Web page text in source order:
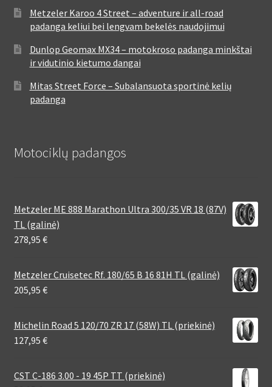
Metzeler Karoo 4 Street – adventure ir all-road
padanga keliui bei lengvam bekelės naudojimui
Dunlop Geomax MX34 – motokroso padanga minkštai
ir vidutinio kietumo dangai
Mitas Street Force – Subalansuota sportinė kelių
padanga
Motociklų padangos
Metzeler ME 888 Marathon Ultra 300/35 VR 18 (87V)
TL (galinė)
278,95 €
Metzeler Cruisetec Rf. 180/65 B 16 81H TL (galinė)
205,95 €
Michelin Road 5 120/70 ZR 17 (58W) TL (priekinė)
127,95 €
CST C-186 3.00 - 19 45P TT (priekinė)